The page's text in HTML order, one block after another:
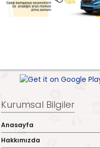
Kurumsal Bilgiler
Anasayfa
Hakkımızda